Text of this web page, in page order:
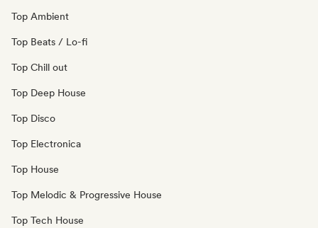
Top Ambient
Top Beats / Lo-fi
Top Chill out
Top Deep House
Top Disco
Top Electronica
Top House
Top Melodic & Progressive House
Top Tech House